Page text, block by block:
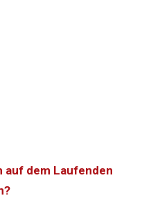
dem Laufenden